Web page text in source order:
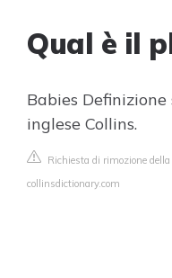
Qual è il
Babies
inglese Collins.
Richiesta di rimozione
collinsdictionary.com